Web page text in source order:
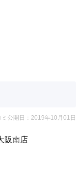
ミ公開日：2019年10月01日
阪南店